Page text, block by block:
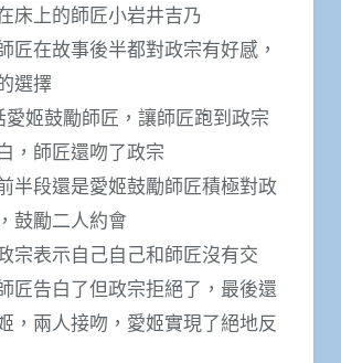
床上的師匠小岩井吉乃
匠在故事後半都對政宗有好感，
選擇
姬鼓勵師匠，讓師匠跑到政宗
，師匠還吻了政宗
半段還是愛姬鼓勵師匠積極對政
鼓勵二人約會
宗表示自己自己和師匠沒有交
匠告白了但政宗拒絕了，最後還
，兩人接吻，愛姬實現了絕地反